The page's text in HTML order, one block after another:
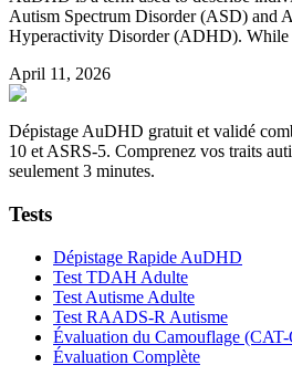
Autism Spectrum Disorder (ASD) and
Hyperactivity Disorder (ADHD). While
April 11, 2026
Dépistage AuDHD gratuit et validé
10 et ASRS-5. Comprenez vos traits
seulement 3 minutes.
Tests
Dépistage Rapide AuDHD
Test TDAH Adulte
Test Autisme Adulte
Test RAADS-R Autisme
Évaluation du Camouflage
Évaluation Complète